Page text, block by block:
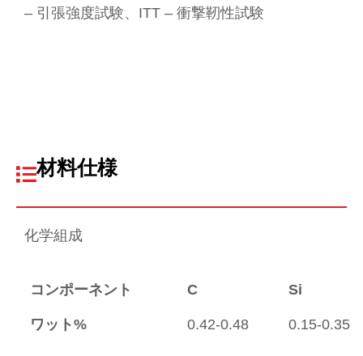
– 引張強度試験、ITT – 衝撃靭性試験
材料仕様
化学組成
コンポーネント C Si
ワット% 0.42-0.48 0.15-0.35